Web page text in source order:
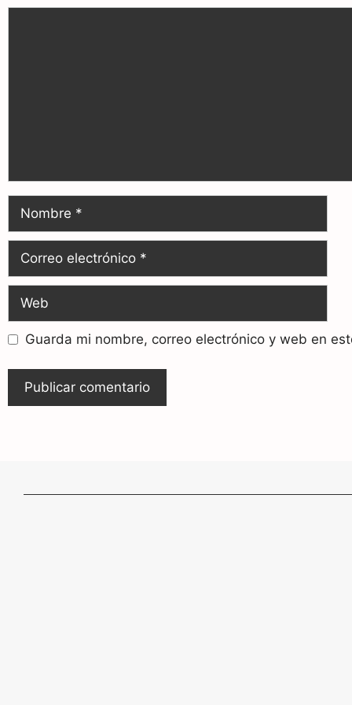
Guarda mi nombre, correo electrónico y web en